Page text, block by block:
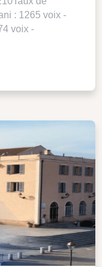
: 1265 voix -
voix -